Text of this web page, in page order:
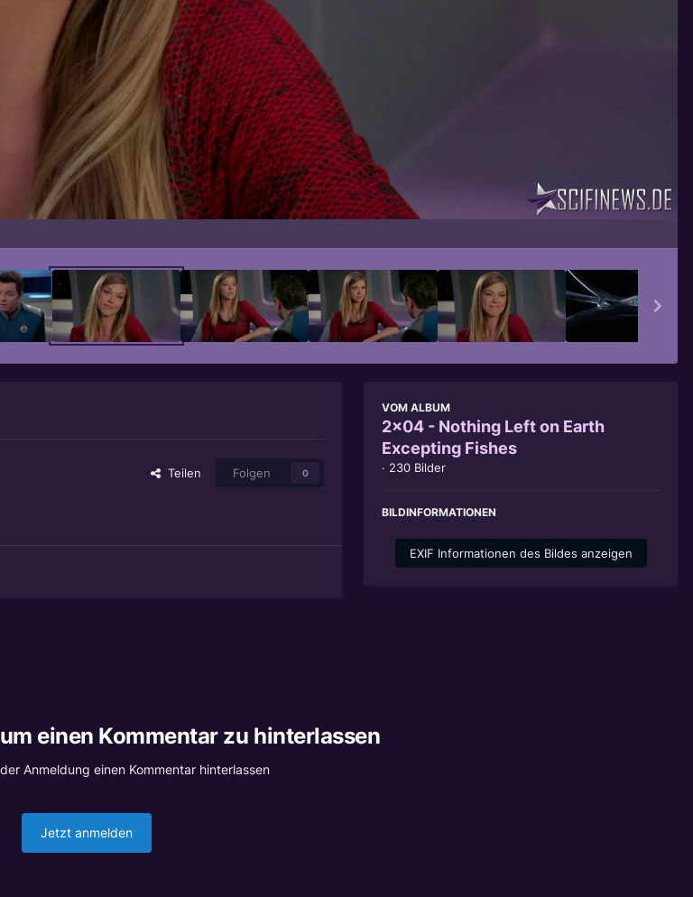
Bildwerkzeuge
Teilen Folgen 0
VOM ALBUM
2x04 - Nothing Left on Earth
Excepting Fishes
· 230 Bilder
BILDINFORMATIONEN
EXIF Informationen des Bildes anzeigen
einen Kommentar zu hinterlassen
Anmeldung einen Kommentar hinterlassen
Jetzt anmelden